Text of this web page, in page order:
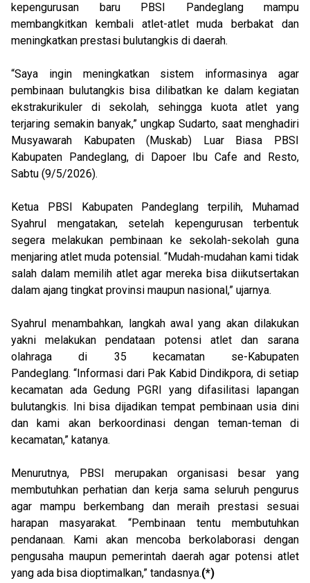
kepengurusan baru PBSI Pandeglang mampu
membangkitkan kembali atlet-atlet muda berbakat dan
meningkatkan prestasi bulutangkis di daerah.
“Saya ingin meningkatkan sistem informasinya agar
pembinaan bulutangkis bisa dilibatkan ke dalam kegiatan
ekstrakurikuler di sekolah, sehingga kuota atlet yang
terjaring semakin banyak,” ungkap Sudarto, saat menghadiri
Musyawarah Kabupaten (Muskab) Luar Biasa PBSI
Kabupaten Pandeglang, di Dapoer Ibu Cafe and Resto,
Sabtu (9/5/2026).
Ketua PBSI Kabupaten Pandeglang terpilih, Muhamad
Syahrul mengatakan, setelah kepengurusan terbentuk
segera melakukan pembinaan ke sekolah-sekolah guna
menjaring atlet muda potensial. “Mudah-mudahan kami tidak
salah dalam memilih atlet agar mereka bisa diikutsertakan
dalam ajang tingkat provinsi maupun nasional,” ujarnya.
Syahrul menambahkan, langkah awal yang akan dilakukan
yakni melakukan pendataan potensi atlet dan sarana
olahraga di 35 kecamatan se-Kabupaten
Pandeglang. “Informasi dari Pak Kabid Dindikpora, di setiap
kecamatan ada Gedung PGRI yang difasilitasi lapangan
bulutangkis. Ini bisa dijadikan tempat pembinaan usia dini
dan kami akan berkoordinasi dengan teman-teman di
kecamatan,” katanya.
Menurutnya, PBSI merupakan organisasi besar yang
membutuhkan perhatian dan kerja sama seluruh pengurus
agar mampu berkembang dan meraih prestasi sesuai
harapan masyarakat. “Pembinaan tentu membutuhkan
pendanaan. Kami akan mencoba berkolaborasi dengan
pengusaha maupun pemerintah daerah agar potensi atlet
yang ada bisa dioptimalkan,” tandasnya.(*)